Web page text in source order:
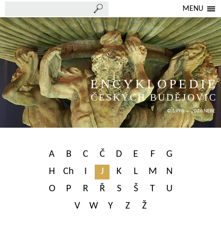
MENU
ENCYKLOPEDIE
ČESKÝCH BUDĚJOVIC
© 1998 — 2026 NEBE
A B C Č D E F
G
H
Ch I J K L M
N
O
P R Ř S Š T
U
V
W Y Z Ž